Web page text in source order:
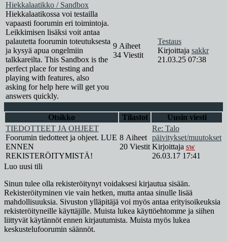
Hiekkalaatikko / Sandbox
Hiekkalaatikossa voi testailla
vapaasti foorumin eri toimintoja.
Leikkimisen lisäksi voit antaa
palautetta foorumin toteutuksesta
ja kysyä apua ongelmiin
talkkareilta. This Sandbox is the
perfect place for testing and
playing with features, also
asking for help here will get you
answers quickly.
9 Aiheet
34 Viestit
Testaus
Kirjoittaja sakkr
21.03.25 07:38
Otsikko
Tilastot
Uusin viesti
TIEDOTTEET JA OHJEET
Foorumin tiedotteet ja ohjeet. LUE
ENNEN
REKISTERÖITYMISTÄ!
8 Aiheet
20 Viestit
Re: Talo
päivitykset/muutokset
Kirjoittaja sw
26.03.17 17:41
Luo uusi tili
Sinun tulee olla rekisteröitynyt voidaksesi kirjautua sisään.
Rekisteröityminen vie vain hetken, mutta antaa sinulle lisää
mahdollisuuksia. Sivuston ylläpitäjä voi myös antaa erityisoikeuksia
rekisteröityneille käyttäjille. Muista lukea käyttöehtomme ja siihen
liittyvät käytännöt ennen kirjautumista. Muista myös lukea
keskustelufoorumin säännöt.